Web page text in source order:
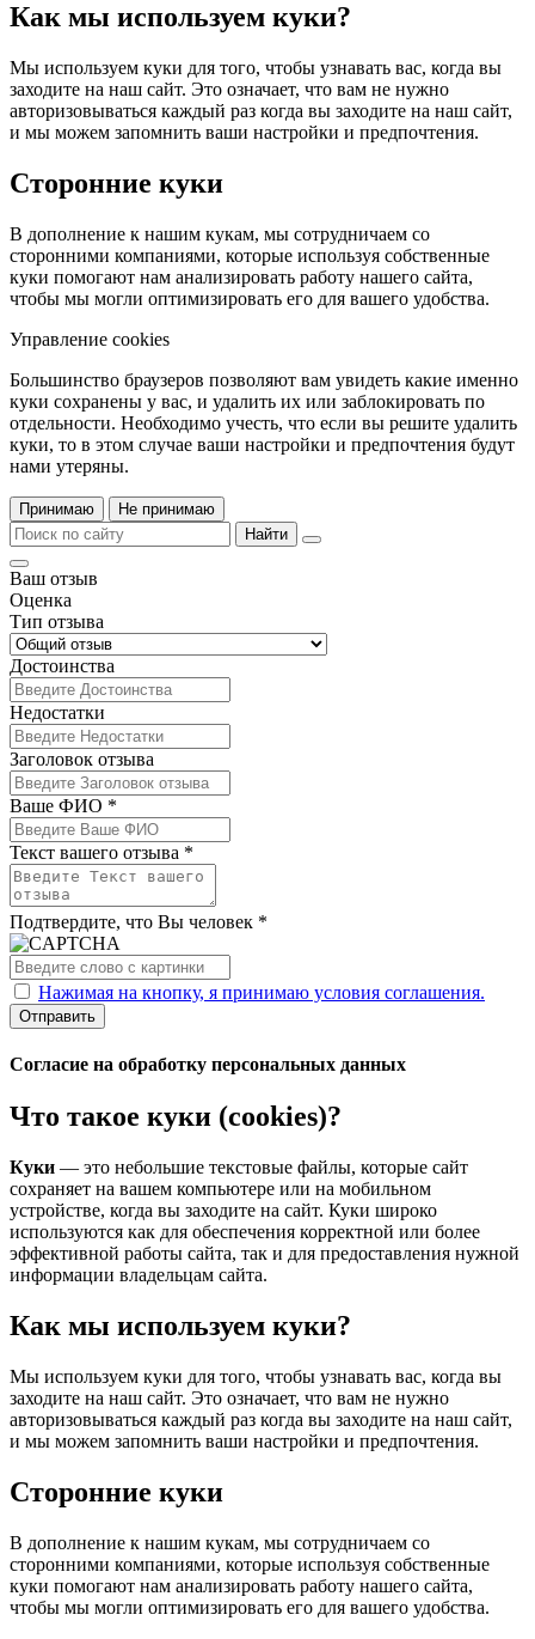
Как мы используем куки?
Мы используем куки для того, чтобы узнавать вас, когда вы
заходите на наш сайт. Это означает, что вам не нужно
авторизовываться каждый раз когда вы заходите на наш сайт,
и мы можем запомнить ваши настройки и предпочтения.
Сторонние куки
В дополнение к нашим кукам, мы сотрудничаем со
сторонними компаниями, которые используя собственные
куки помогают нам анализировать работу нашего сайта,
чтобы мы могли оптимизировать его для вашего удобства.
Управление cookies
Большинство браузеров позволяют вам увидеть какие именно
куки сохранены у вас, и удалить их или заблокировать по
отдельности. Необходимо учесть, что если вы решите удалить
куки, то в этом случае ваши настройки и предпочтения будут
нами утеряны.
Принимаю
Не принимаю
Найти
Ваш отзыв
Оценка
Тип отзыва
Достоинства
Недостатки
Заголовок отзыва
Ваше ФИО *
Текст вашего отзыва *
Подтвердите, что Вы человек *
Нажимая на кнопку, я принимаю условия соглашения.
Отправить
Согласие на обработку персональных данных
Что такое куки (cookies)?
Куки — это небольшие текстовые файлы, которые сайт
сохраняет на вашем компьютере или на мобильном
устройстве, когда вы заходите на сайт. Куки широко
используются как для обеспечения корректной или более
эффективной работы сайта, так и для предоставления нужной
информации владельцам сайта.
Как мы используем куки?
Мы используем куки для того, чтобы узнавать вас, когда вы
заходите на наш сайт. Это означает, что вам не нужно
авторизовываться каждый раз когда вы заходите на наш сайт,
и мы можем запомнить ваши настройки и предпочтения.
Сторонние куки
В дополнение к нашим кукам, мы сотрудничаем со
сторонними компаниями, которые используя собственные
куки помогают нам анализировать работу нашего сайта,
чтобы мы могли оптимизировать его для вашего удобства.